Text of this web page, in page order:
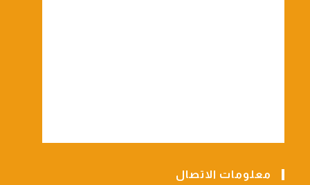
معلومات الاتصال